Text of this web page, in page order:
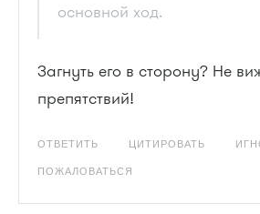
основной ход.
Загнуть его в сторону? Не
препятствий!
ОТВЕТИТЬ ЦИТИРОВАТЬ
ПОЖАЛОВАТЬСЯ